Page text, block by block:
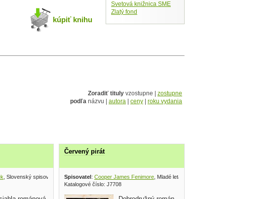
kúpiť knihu
Svetová knižnica SME
Zlatý fond
Zoradiť tituly vzostupne | zostupne
podľa názvu | autora ceny roku vydania
, Slovenský spisovateľ 1982
Červený pirát
Spisovatel: Cooper James Fenimore , Mladé letá 1973
Katalogové číslo: J7708